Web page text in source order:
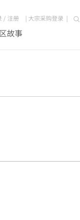
/ 注册 | 大宗采购登录 |
故事